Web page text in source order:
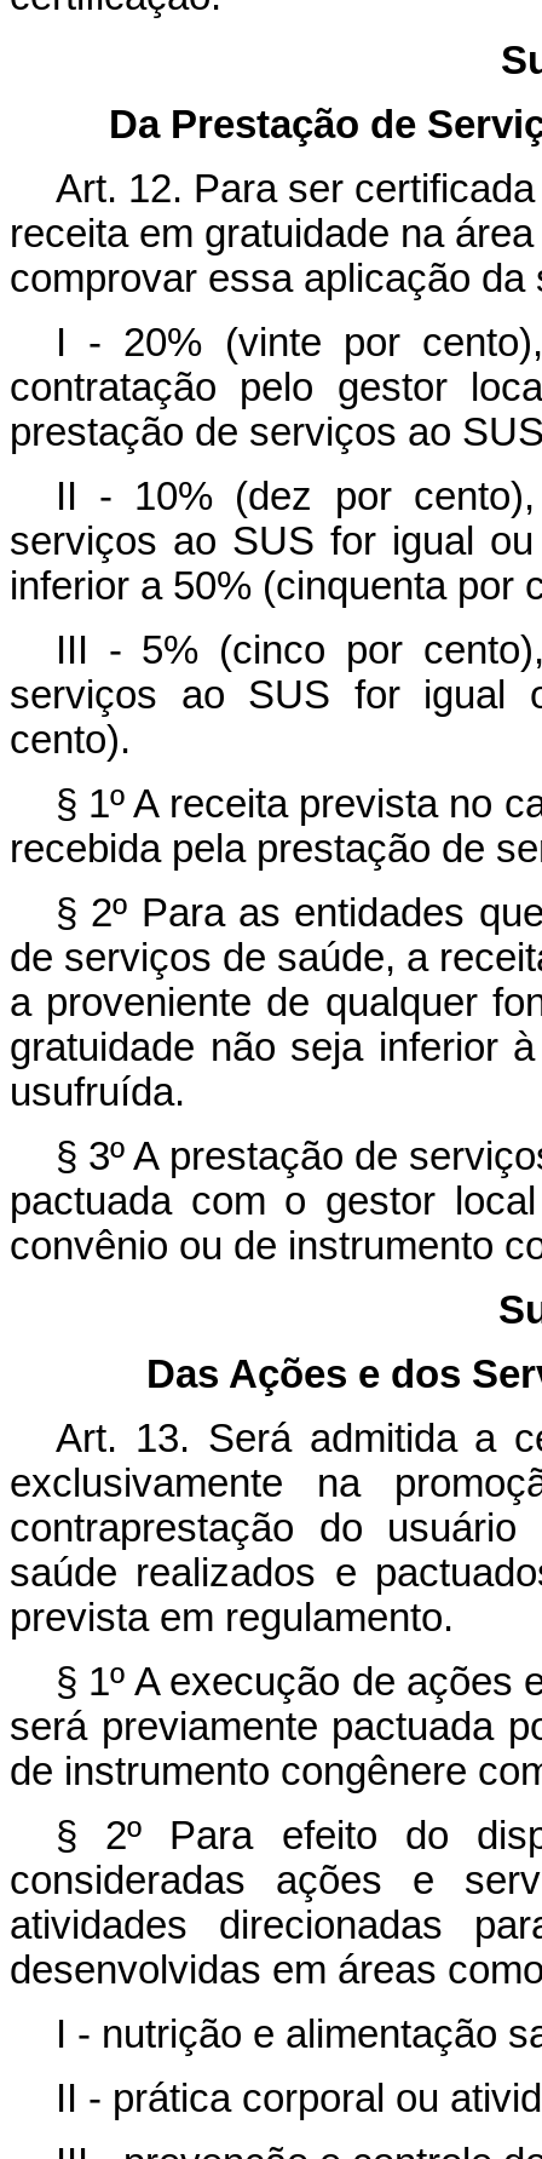
Da Prestação de
Art. 12. Para ser
receita em gratuidade na
comprovar essa aplicação da
I - 20% (vinte por
contratação pelo gestor
prestação de serviços ao
II - 10% (dez por
serviços ao SUS for igual
inferior a 50% (cinquenta por
III - 5% (cinco por
serviços ao SUS for igual
cento).
§ 1º A receita prevista no
recebida pela prestação de
§ 2º Para as entidades
de serviços de saúde, a
a proveniente de qualquer
gratuidade não seja inferior
usufruída.
§ 3º A prestação de
pactuada com o gestor
convênio ou de instrumento
Das Ações e dos
Art. 13. Será admitida a
exclusivamente na
contraprestação do
saúde realizados e
prevista em regulamento.
§ 1º A execução de ações
será previamente pactuada
de instrumento congênere
§ 2º Para efeito do
consideradas ações e
atividades direcionadas
desenvolvidas em áreas
I - nutrição e alimentação
II - prática corporal ou